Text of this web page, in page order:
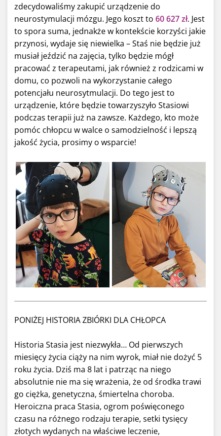
zdecydowaliśmy zakupić urządzenie do
neurostymulacji mózgu. Jego koszt to 60 627 zł. Jest
to spora suma, jednakże w kontekście korzyści jakie
przynosi, wydaje się niewielka –Staś nie będzie już
musiał jeździć na zajęcia, tylko będzie mógł
pracować z terapeutami, jak również z rodzicami w
domu, co pozwoli na wykorzystanie całego
potencjału neurosytmulacji. Do tego jest to
urządzenie, które będzie towarzyszyło Stasiowi
podczas terapii już na zawsze. Każdego, kto może
pomóc chłopcu w walce o samodzielność i lepszą
jakość życia, prosimy o wsparcie!
PONIŻEJ HISTORIA ZBIÓRKI DLA CHŁOPCA
Historia Stasia jest niezwykła… Od pierwszych
miesięcy życia ciąży na nim wyrok, miał nie dożyć 5
roku życia. Dziś ma 8 lat i patrząc na niego
absolutnie nie ma się wrażenia, że od środka trawi
go ciężka, genetyczna, śmiertelna choroba.
Heroiczna praca Stasia, ogrom poświęconego
czasu na różnego rodzaju terapie, setki tysięcy
złotych wydanych na właściwe leczenie,